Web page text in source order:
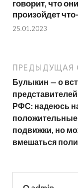
говорит, что
произойдет
25.01.2023
ПРЕДЫДУЩАЯ
Булыкин — о
РФС: надеюсь
положительные
подвижки, но
вмешаться